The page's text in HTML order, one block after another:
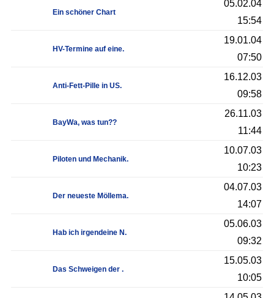
Ein schöner Chart
05.02.04
15:54
HV-Termine auf eine.
19.01.04
07:50
Anti-Fett-Pille in US.
16.12.03
09:58
BayWa, was tun??
26.11.03
11:44
Piloten und Mechanik.
10.07.03
10:23
Der neueste Möllema.
04.07.03
14:07
Hab ich irgendeine N.
05.06.03
09:32
Das Schweigen der .
15.05.03
10:05